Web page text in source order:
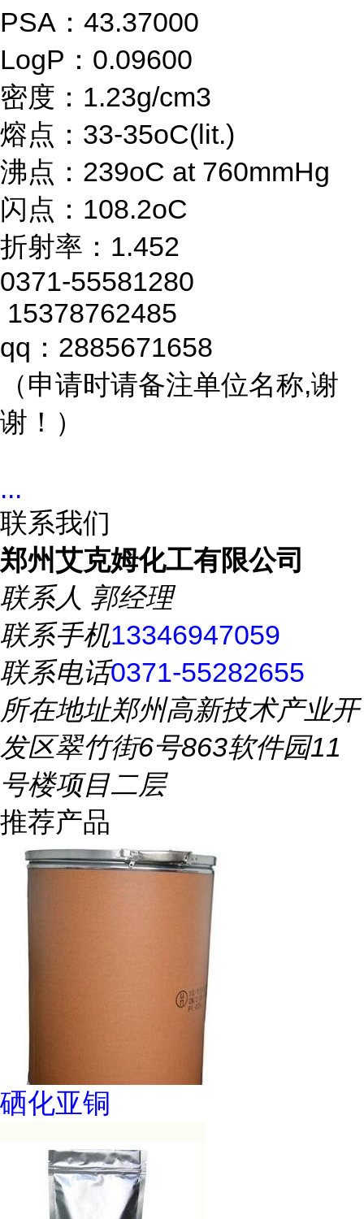
PSA：43.37000
LogP：0.09600
密度：1.23g/cm3
熔点：33-35oC(lit.)
沸点：239oC at 760mmHg
闪点：108.2oC
折射率：1.452
0371-55581280
15378762485
qq：2885671658
（申请时请备注单位名称,谢
谢！）
...
联系我们
郑州艾克姆化工有限公司
联系人 郭经理
联系手机13346947059
联系电话0371-55282655
所在地址郑州高新技术产业开
发区翠竹街6号863软件园11
号楼项目二层
推荐产品
硒化亚铜